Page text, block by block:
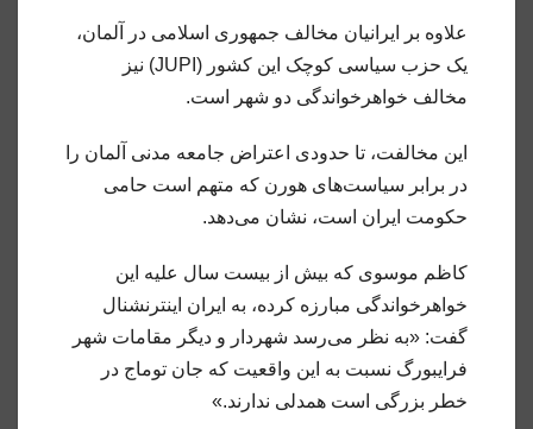
علاوه بر ایرانیان مخالف جمهوری اسلامی در آلمان،
یک حزب سیاسی کوچک این کشور (JUPI) نیز
مخالف خواهرخواندگی دو شهر است.
این مخالفت، تا حدودی اعتراض جامعه مدنی آلمان را
در برابر سیاست‌های هورن که متهم است حامی
حکومت ایران است، نشان می‌دهد.
کاظم موسوی که بیش از بیست سال علیه این
خواهرخواندگی مبارزه کرده، به ایران اینترنشنال
گفت: «به نظر می‌رسد شهردار و دیگر مقامات شهر
فرایبورگ نسبت به این واقعیت که جان توماج در
خطر بزرگی است همدلی ندارند.»